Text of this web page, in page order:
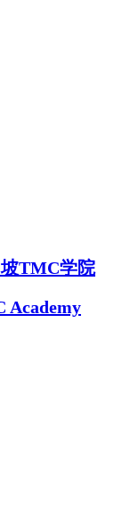
TMC学院
Academy